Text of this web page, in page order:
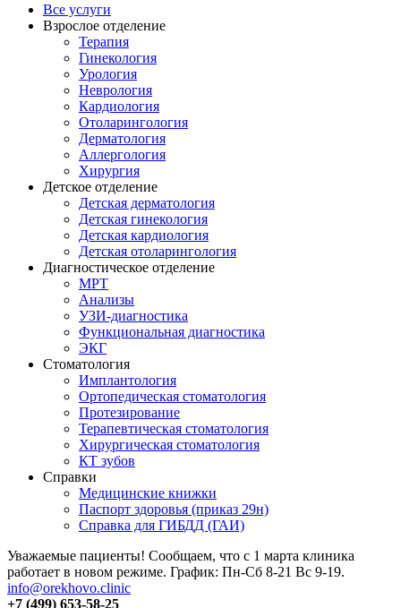
Все услуги
Взрослое отделение
Терапия
Гинекология
Урология
Неврология
Кардиология
Отоларингология
Дерматология
Аллергология
Хирургия
Детское отделение
Детская дерматология
Детская гинекология
Детская кардиология
Детская отоларингология
Диагностическое отделение
МРТ
Анализы
УЗИ-диагностика
Функциональная диагностика
ЭКГ
Стоматология
Имплантология
Ортопедическая стоматология
Протезирование
Терапевтическая стоматология
Хирургическая стоматология
КТ зубов
Справки
Медицинские книжки
Паспорт здоровья (приказ 29н)
Справка для ГИБДД (ГАИ)
Уважаемые пациенты! Сообщаем, что с 1 марта клиника
работает в новом режиме. График: Пн-Сб 8-21 Вс 9-19.
info@orekhovo.clinic
+7 (499) 653-58-25